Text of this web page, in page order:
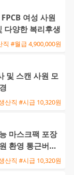
여성 사원
다양한 복리후생
#월급 4,900,000원
및 스캔 사원 모
산직 #시급 10,320원
마스크팩 포장
환영 통근버스
산직 #시급 10,320원